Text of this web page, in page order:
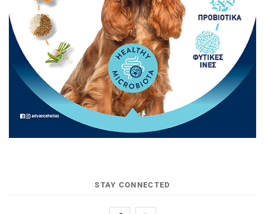
STAY CONNECTED